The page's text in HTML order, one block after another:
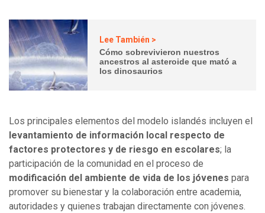
Lee También >
Cómo sobrevivieron nuestros
ancestros al asteroide que mató a
los dinosaurios
Los principales elementos del modelo islandés incluyen el
levantamiento de información local respecto de
factores protectores y de riesgo en escolares; la
participación de la comunidad en el proceso de
modificación del ambiente de vida de los jóvenes para
promover su bienestar y la colaboración entre academia,
autoridades y quienes trabajan directamente con jóvenes.